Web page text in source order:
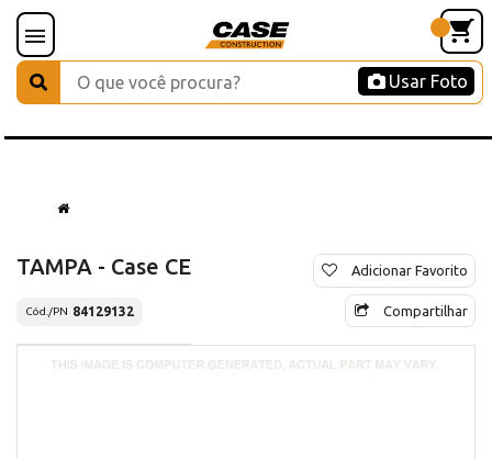
Usar Foto
TAMPA - Case CE
Cód./PN 84129132
Adicionar Favorito
Compartilhar